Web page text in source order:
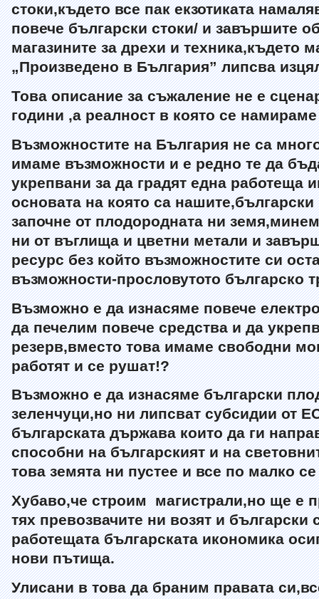
стоки,където все пак екзотиката
повече български стоки/ и завършите
магазините за дрехи и техника,където
„Произведено в България” липсва
Това описание за съжаление не е
години ,а реалност в която се
Възможностите на България не са
имаме възможности и е редно те да
укрепвани за да градят една работеща
основата на която са нашите,български
започне от плодородната ни
ни от въглища и цветни метали и
ресурс без който възможностите си
възможности-прословутото българско
Възможно е да изнасяме повече
да печелим повече средства и да
резерв,вместо това имаме свободни
работят и се рушат!?
Възможно е да изнасяме български
зеленчуци,но ни липсват субсидии от
българската държава които да ги
способни на българският и на
това земята ни пустее и все по малко
Хубаво,че строим магистрали,но ще е
тях превозвачите ни возят и български
работещата българската икономика
нови пътища.
Улисани в това да браним правата